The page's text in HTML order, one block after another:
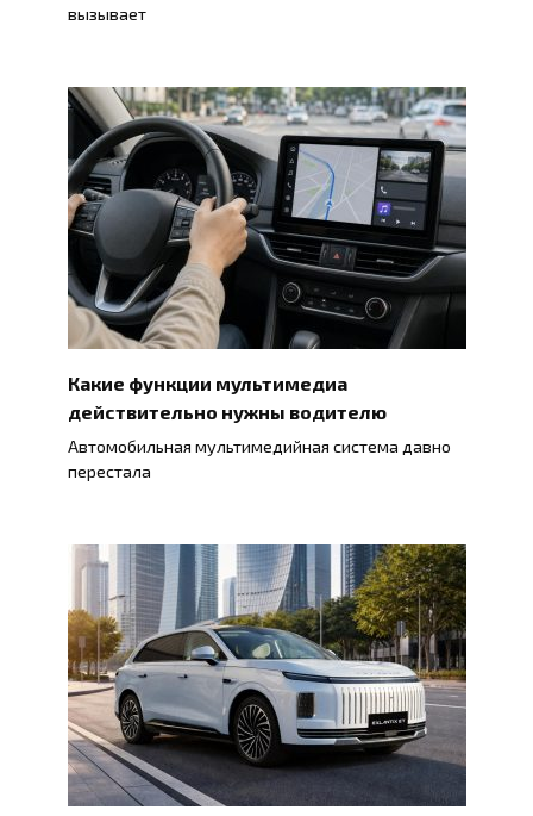
вызывает
Какие функции мультимедиа
действительно нужны водителю
Автомобильная мультимедийная система давно
перестала